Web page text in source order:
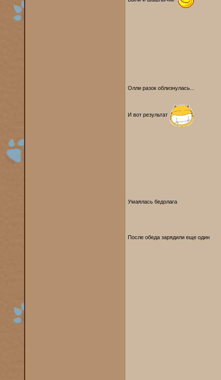
Олли разок облизнулась...
И вот результат
Умаялась бедолага
После обеда зарядили еще один